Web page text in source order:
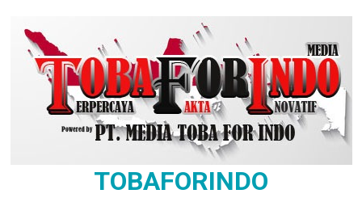
content
TOBAFORINDO